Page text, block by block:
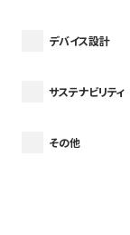
デバイス設計
サステナビリティ
その他